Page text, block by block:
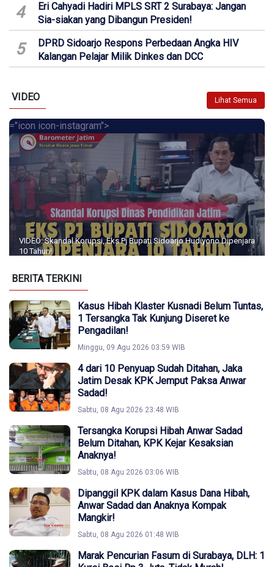
4
Eri Cahyadi Hadiri MPLS SRT 2 Surabaya: Jangan
Sia-siakan yang Dibangun Presiden!
5
DPRD Sidoarjo Respons Perbedaan Angka HIV
Kalangan Pelajar Milik Dinkes dan DCC
VIDEO Lihat Semua
="icon icon-instagram">
VIDEO: Skandal Korupsi, Eks Pj Bupati Sidoarjo Hudiyono Dipenjara
10 Tahun!
BERITA TERKINI
Kasus Hibah Klaster Kusnadi Belum Tuntas,
1 Tersangka Tak Kunjung Diseret ke
Pengadilan!
Minggu, 09 Agu 2026 03:59 WIB
4 dari 10 Penyuap Sudah Ditahan, Jaka
Jatim Desak KPK Jemput Paksa Anwar
Sadad!
Sabtu, 08 Agu 2026 23:48 WIB
Tersangka Korupsi Hibah Anwar Sadad
Belum Ditahan, KPK Kejar Kesaksian
Anaknya!
Sabtu, 08 Agu 2026 03:06 WIB
Dipanggil KPK dalam Kasus Dana Hibah,
Anwar Sadad dan Anaknya Kompak
Mangkir!
Sabtu, 08 Agu 2026 01:48 WIB
Marak Pencurian Fasum di Surabaya, DLH: 1